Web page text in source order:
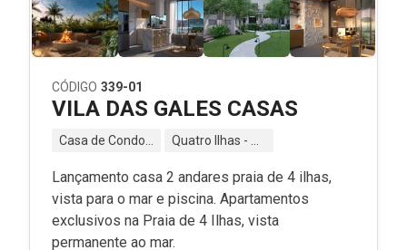
CÓDIGO 339-01
VILA DAS GALES CASAS
Lançamento casa 2 andares praia de 4 ilhas,
vista para o mar e piscina. Apartamentos
exclusivos na Praia de 4 Ilhas, vista
permanente ao mar.